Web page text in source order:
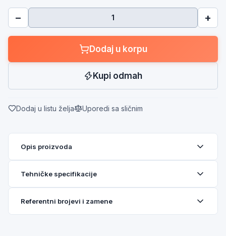
− +
Dodaj u korpu
Kupi odmah
Dodaj u listu želja Uporedi sa sličnim
Opis proizvoda
Tehničke specifikacije
Referentni brojevi i zamene